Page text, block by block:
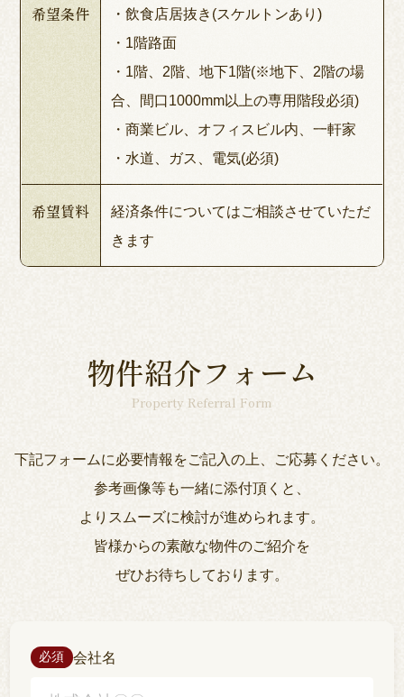
希望条件
・飲食店居抜き(スケルトンあり)
・1階路面
・1階、2階、地下1階(※地下、2階の場
合、間口1000mm以上の専用階段必須)
・商業ビル、オフィスビル内、一軒家
・水道、ガス、電気(必須)
希望賃料
経済条件についてはご相談させていただ
きます
物件紹介フォーム
Property Referral Form
下記フォームに必要情報をご記入の上、ご応募ください。
参考画像等も一緒に添付頂くと、
よりスムーズに検討が進められます。
皆様からの素敵な物件のご紹介を
ぜひお待ちしております。
必須 会社名